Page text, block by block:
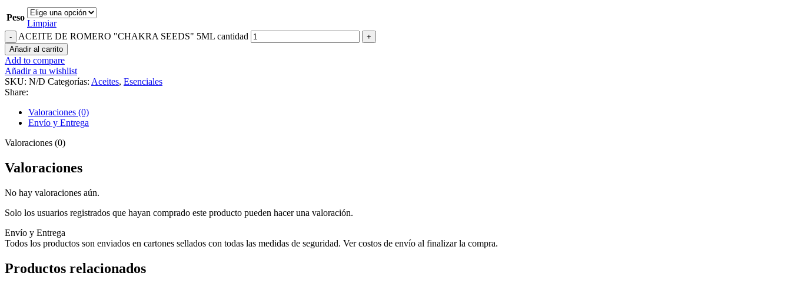
Peso
Limpiar
ACEITE DE ROMERO "CHAKRA SEEDS" 5ML cantidad
Añadir al carrito
Add to compare
Añadir a tu wishlist
SKU: N/D Categorías: Aceites, Esenciales
Share:
Valoraciones (0)
Envío y Entrega
Valoraciones (0)
Valoraciones
No hay valoraciones aún.
Solo los usuarios registrados que hayan comprado este producto pueden hacer una valoración.
Envío y Entrega
Todos los productos son enviados en cartones sellados con todas las medidas de seguridad. Ver costos de envío al finalizar la compra.
Productos relacionados